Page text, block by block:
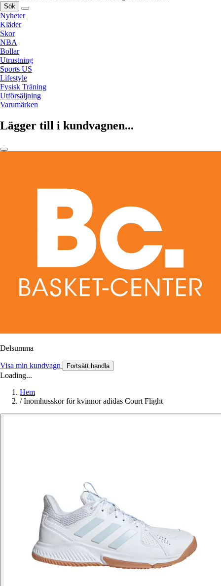
Sök
Nyheter
Kläder
Skor
NBA
Bollar
Utrustning
Sports US
Lifestyle
Fysisk Träning
Utförsäljning
Varumärken
Lägger till i kundvagnen...
Delsumma
Visa min kundvagn Fortsätt handla
Loading...
Hem
/ Inomhusskor för kvinnor adidas Court Flight